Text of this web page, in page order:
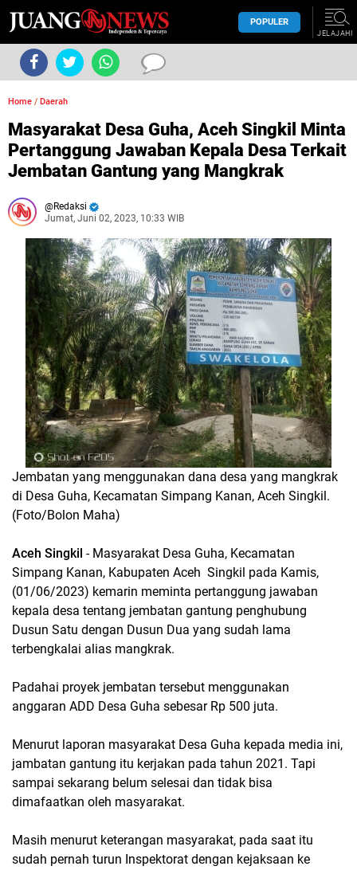
POPULER
JELAJAHI
Home / Daerah
Masyarakat Desa Guha, Aceh Singkil Minta
Pertanggung Jawaban Kepala Desa Terkait
Jembatan Gantung yang Mangkrak
Redaksi
Jumat, Juni 02, 2023, 10:33 WIB
Jembatan yang menggunakan dana desa yang mangkrak
di Desa Guha, Kecamatan Simpang Kanan, Aceh Singkil.
(Foto/Bolon Maha)
Aceh Singkil - Masyarakat Desa Guha, Kecamatan
Simpang Kanan, Kabupaten Aceh Singkil pada Kamis,
(01/06/2023) kemarin meminta pertanggung jawaban
kepala desa tentang jembatan gantung penghubung
Dusun Satu dengan Dusun Dua yang sudah lama
terbengkalai alias mangkrak.
Padahai proyek jembatan tersebut menggunakan
anggaran ADD Desa Guha sebesar Rp 500 juta.
Menurut laporan masyarakat Desa Guha kepada media ini,
jambatan gantung itu kerjakan pada tahun 2021. Tapi
sampai sekarang belum selesai dan tidak bisa
dimafaatkan oleh masyarakat.
Masih menurut keterangan masyarakat, pada saat itu
sudah pernah turun Inspektorat dengan kejaksaan ke